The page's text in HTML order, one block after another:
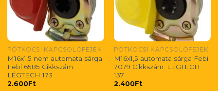
PÓTKOCSI KAPCSOLÓFEJEK
M16x1,5 nem automata sárga
Febi 6585 Cikkszám:
LÉGTECH 173
2.600Ft
PÓTKOCSI KAPCSOLÓFEJEK
M16x1,5 automata sárga Febi
7079 Cikkszám: LÉGTECH
137
2.400Ft